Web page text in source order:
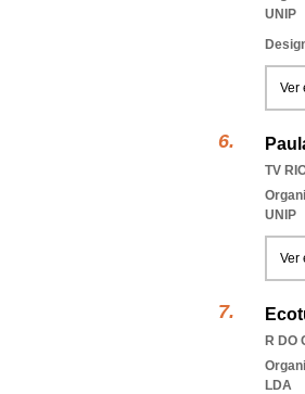
UNIP
Ver
TV
UNIP
Ver
R DO
LDA